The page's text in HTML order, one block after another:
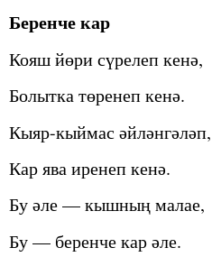
Беренче кар
Кояш йөри сүрелеп кенә,
Болытка төренеп кенә.
Кыяр-кыймас әйләнгәләп,
Каряваиренепкенә.
Бу әле — кышның малае,
Бу — беренче кар әле.